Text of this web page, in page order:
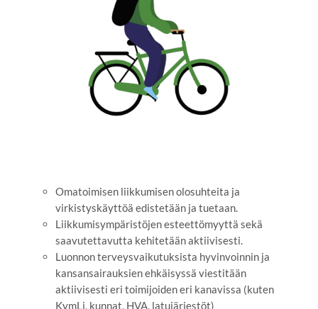
Omatoimisen liikkumisen olosuhteita ja
virkistyskäyttöä edistetään ja tuetaan.
Liikkumisympäristöjen esteettömyyttä sekä
saavutettavutta kehitetään aktiivisesti.
Luonnon terveysvaikutuksista hyvinvoinnin ja
kansansairauksien ehkäisyssä viestitään
aktiivisesti eri toimijoiden eri kanavissa (kuten
KymLi, kunnat, HVA, latujärjestöt)